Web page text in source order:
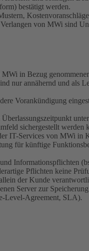
bestätigt werden.
von MWi sind
in Bezug
nur annähernd und als
Vorankündigung
sichergestellt
IT-Services von MWi in
für künftige
Informationspflichten
Pflichten keine
der Kunde
Server zur
Level-Agreement, SLA).